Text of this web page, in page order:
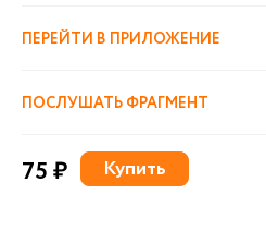
ПЕРЕЙТИ В ПРИЛОЖЕНИЕ
ПОСЛУШАТЬ ФРАГМЕНТ
75 ₽ Купить